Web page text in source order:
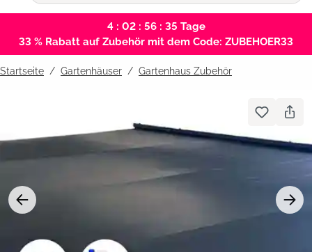
4 : 02 : 56 : 35 Tage
33 % Rabatt auf Zubehör mit dem Code: ZUBEHOER33
Startseite Gartenhäuser / Gartenhaus Zubehör